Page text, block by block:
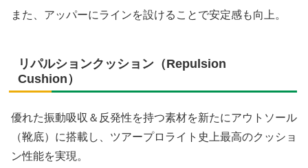
また、アッパーにラインを設けることで安定感も向上。
リパルションクッション（Repulsion
Cushion）
優れた振動吸収＆反発性を持つ素材を新たにアウトソール
（靴底）に搭載し、ツアープロライト史上最高のクッショ
ン性能を実現。